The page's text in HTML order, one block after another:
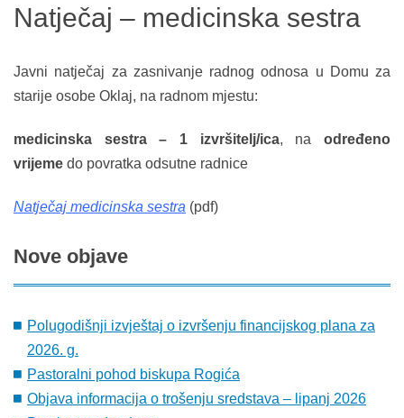
Natječaj – medicinska sestra
Javni natječaj za zasnivanje radnog odnosa u Domu za
starije osobe Oklaj, na radnom mjestu:
medicinska sestra – 1 izvršitelj/ica, naodređeno
vrijeme do povratka odsutne radnice
Natječaj medicinska sestra (pdf)
Nove objave
Polugodišnji izvještaj o izvršenju financijskog plana za
2026. g.
Pastoralni pohod biskupa Rogića
Objava informacija o trošenju sredstava – lipanj 2026